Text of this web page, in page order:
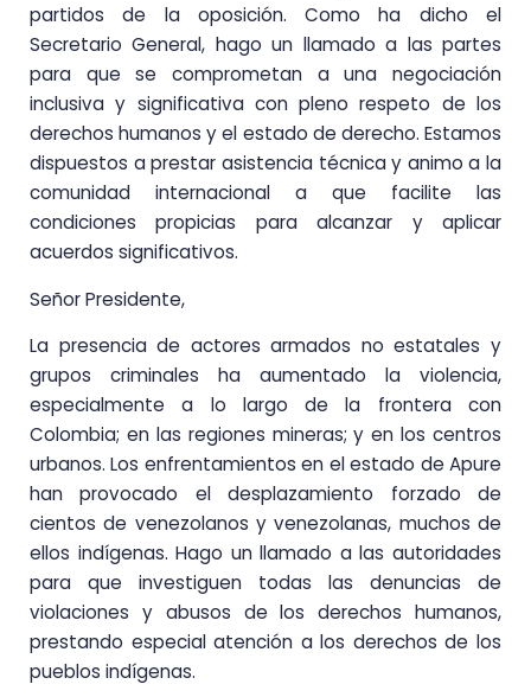
partidos de la oposición. Como ha dicho el
Secretario General, hago un llamado a las partes
para que se comprometan a una negociación
inclusiva y significativa con pleno respeto de los
derechos humanos y el estado de derecho. Estamos
dispuestos a prestar asistencia técnica y animo a la
comunidad internacional a que facilite las
condiciones propicias para alcanzar y aplicar
acuerdos significativos.
Señor Presidente,
La presencia de actores armados no estatales y
grupos criminales ha aumentado la violencia,
especialmente a lo largo de la frontera con
Colombia; en las regiones mineras; y en los centros
urbanos. Los enfrentamientos en el estado de Apure
han provocado el desplazamiento forzado de
cientos de venezolanos y venezolanas, muchos de
ellos indígenas. Hago un llamado a las autoridades
para que investiguen todas las denuncias de
violaciones y abusos de los derechos humanos,
prestando especial atención a los derechos de los
pueblos indígenas.